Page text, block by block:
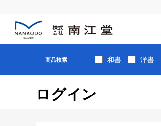
商品検索 和書 洋書
ログイン